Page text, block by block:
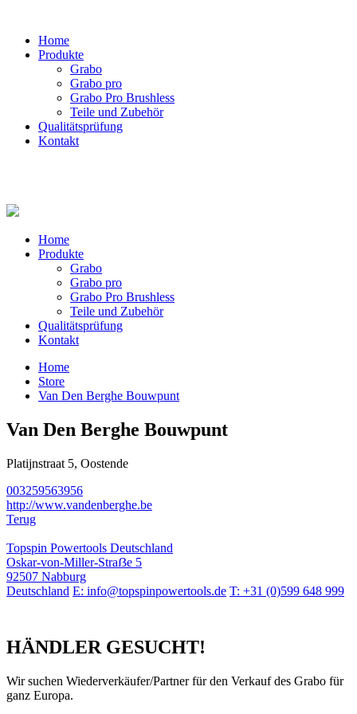
Home
Produkte
Grabo
Grabo pro
Grabo Pro Brushless
Teile und Zubehör
Qualitätsprüfung
Kontakt
Home
Produkte
Grabo
Grabo pro
Grabo Pro Brushless
Teile und Zubehör
Qualitätsprüfung
Kontakt
Home
Store
Van Den Berghe Bouwpunt
Van Den Berghe Bouwpunt
Platijnstraat 5, Oostende
003259563956
http://www.vandenberghe.be
Terug
Topspin Powertools Deutschland
Oskar-von-Miller-Straẞe 5
92507 Nabburg
Deutschland E: info@topspinpowertools.de T: +31 (0)599 648 999
HÄNDLER GESUCHT!
Wir suchen Wiederverkäufer/Partner für den Verkauf des Grabo für
ganz Europa.